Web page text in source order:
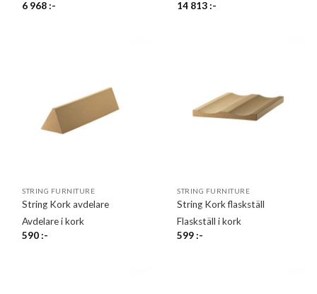
6 968:- 14 813:-
STRING FURNITURE
String Kork avdelare
Avdelare i kork
590:-
STRING FURNITURE
String Kork flaskställ
Flaskställ i kork
599:-